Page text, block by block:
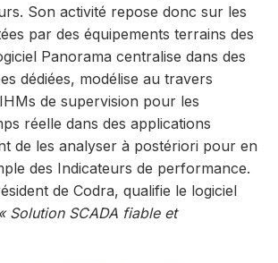
Son activité repose donc sur les
par des équipements terrains des
Panorama centralise dans des
dédiées, modélise au travers
de supervision pour les
réelle dans des applications
de les analyser à postériori pour en
des Indicateurs de performance.
de Codra, qualifie le logiciel
« Solution SCADA fiable et